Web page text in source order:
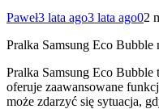
Paweł3 lata ago3 lata ago02
Pralka Samsung Eco
Pralka Samsung Eco
oferuje zaawansowane
może zdarzyć się sytuacja,